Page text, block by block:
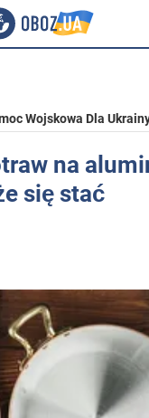
Wojskowa Dla
na
się stać